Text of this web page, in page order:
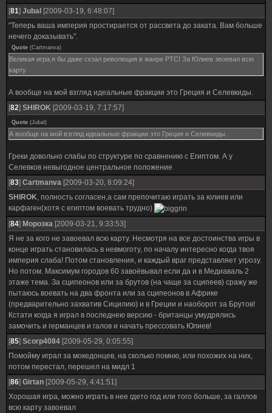
[81] Jubal [2009-03-19, 6:48:07]
"Теперь ваша империя простирается от рассвета до заката. Вам больше
нечего доказывать".
Quote (Cartmanva)
Великая игра,я бы даже скзал революция в жанре РТС! За Юлиев звоевал всю
карту
А вообще на мой взгляд идеальные фракции это Греция и Селевкиды.
[82] SHIROK [2009-03-19, 7:17:57]
Quote (Jubal )
А вообще на мой взгляд идеальные фракции это Греция и Селевкиды.
Греки довольно слабы по структуре по сравнению с Египтом. А у
Селевков невыгодное центральное положение
[83] Cartmanva [2009-03-20, 8:09:24]
SHIROK, полность согласен,а сам препочитаю играть за юлиев или
карфаген(хотя с египтом воевать трудно)
[84] Морозка [2009-03-21, 9:33:53]
Я не за кого не завоевал всю карту. Несмотря на все достоинства игры в
конце играть становилась в невмоготу, по началу интересно когда твоя
империя слаба! Потом становления, и каждый враг представляет угрозу.
Но потом. Максимум городов 60 завоёвывал если да и в Медиаваль 2
этаже тема. За сципеонов или за брутов (на чаще за сципеев) сражу же
пытаюсь воевать на два фронта или за сципеонов в Африке
(предварительно захватив Сицилию) и в Греции и наоборот за Брутов!
Кстати когда я играл в последнею версию - британцы умудрялись
замочить и германцев и галов и начать прессовать Юлиев!
[85] Scorp4084 [2009-05-29, 0:05:55]
Помойму играл за мокедонцев, на сколько помню, или похожих на них,
потом перестал, перешел на мидл 1
[86] Girtan [2009-05-29, 4:41:51]
Хорошая игра, можно играть в нее гдето год или того больше, за галлов
всю карту завоевал